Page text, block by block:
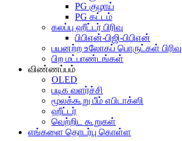
PG குழாய்
PG கட்டம்
கலப்பு ஹீட்டர் பிரிவு
பிபிஎன்-பிஜி-பிபிஎன்
பயனற்ற உலோகப் பொருட்கள் பிரிவு
பிற மட்பாண்டங்கள்
விண்ணப்பம்
OLED
படிக வளர்ச்சி
மூலக்கூறு பீம் எபிடாக்ஸி
ஹீட்டர்
வெற்றிட கூறுகள்
எங்களை தொடர்பு கொள்ள